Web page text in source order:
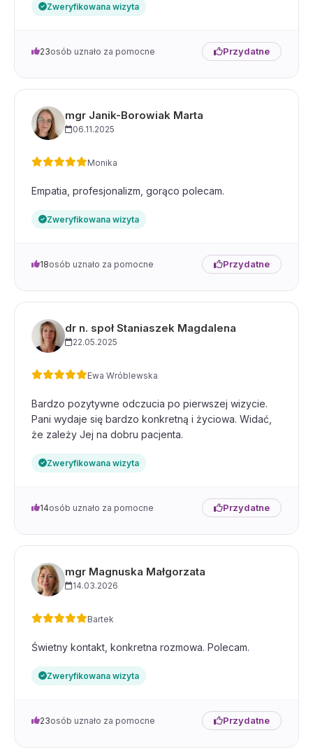
Zweryfikowana wizyta
23osób uznało za pomocne Przydatne
mgr Janik-Borowiak Marta
06.11.2025
Monika
Empatia, profesjonalizm, gorąco polecam.
Zweryfikowana wizyta
18osób uznało za pomocne Przydatne
dr n. społ Staniaszek Magdalena
22.05.2025
Ewa Wróblewska
Bardzo pozytywne odczucia po pierwszej wizycie.
Pani wydaje się bardzo konkretną i życiowa. Widać,
że zależy Jej na dobru pacjenta.
Zweryfikowana wizyta
14osób uznało za pomocne Przydatne
mgr Magnuska Małgorzata
14.03.2026
Bartek
Świetny kontakt, konkretna rozmowa. Polecam.
Zweryfikowana wizyta
23osób uznało za pomocne Przydatne